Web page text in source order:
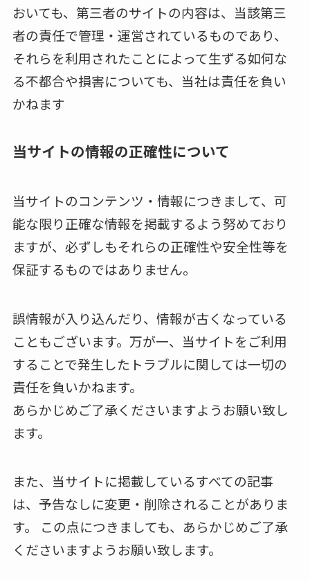
おいても、第三者のサイトの内容は、当該第三
者の責任で管理・運営されているものであり、
それらを利用されたことによって生ずる如何な
る不都合や損害についても、当社は責任を負い
かねます
当サイトの情報の正確性について
当サイトのコンテンツ・情報につきまして、可
能な限り正確な情報を掲載するよう努めており
ますが、必ずしもそれらの正確性や安全性等を
保証するものではありません。
誤情報が入り込んだり、情報が古くなっている
こともございます。万が一、当サイトをご利用
することで発生したトラブルに関しては一切の
責任を負いかねます。
あらかじめご了承くださいますようお願い致し
ます。
また、当サイトに掲載しているすべての記事
は、予告なしに変更・削除されることがありま
す。 この点につきましても、あらかじめご了承
くださいますようお願い致します。